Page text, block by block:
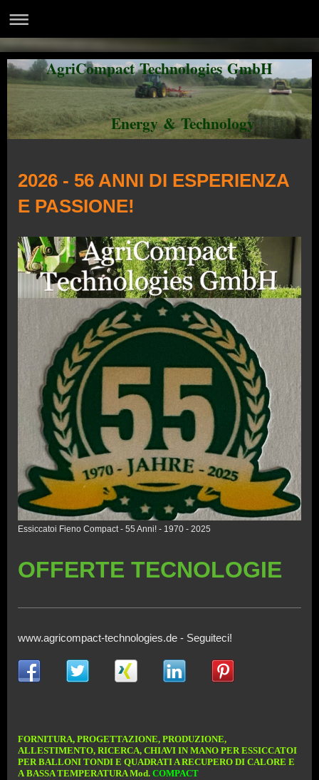
AgriCompact Technologies GmbH
Energy & Technology
2026 - 56 ANNI DI ESPERIENZA
E PASSIONE!
Essiccatoi Fieno Compact - 55 Anni! - 1970 - 2025
OFFERTE TECNOLOGIE
www.agricompact-technologies.de - Seguiteci!
FORNITURA, PROGETTAZIONE, PRODUZIONE,
ALLESTIMENTO, RICERCA, CHIAVI IN MANO PER ESSICCATOI
PER BALLONI TONDI E QUADRATI A RECUPERO DI CALORE E
A BASSA TEMPERATURA Mod. COMPACT